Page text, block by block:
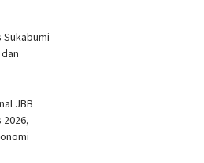
Sukabumi
JBB
2026,